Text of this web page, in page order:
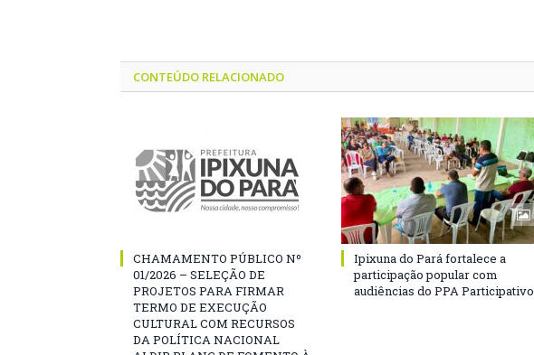
CONTEÚDO RELACIONADO
CHAMAMENTO PÚBLICO Nº
01/2026 – SELEÇÃO DE
PROJETOS PARA FIRMAR
TERMO DE EXECUÇÃO
CULTURAL COM RECURSOS
DA POLÍTICA NACIONAL
Ipixuna do Pará fortalece a
participação popular com
audiências do PPA Participativo